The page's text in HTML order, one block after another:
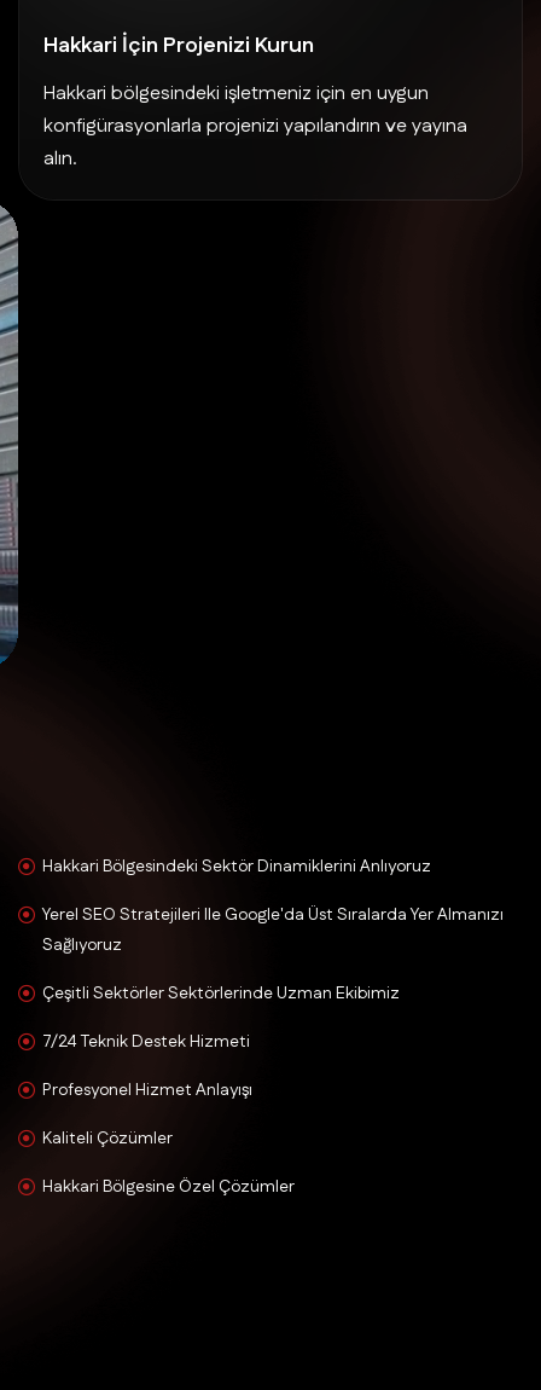
Hakkari İçin Projenizi Kurun
Hakkari bölgesindeki işletmeniz için en uygun
konfigürasyonlarla projenizi yapılandırın ve yayına
alın.
Hakkari Bölgesindeki Sektör Dinamiklerini Anlıyoruz
Yerel SEO Stratejileri Ile Google'da Üst Sıralarda Yer Almanızı
Sağlıyoruz
Çeşitli Sektörler Sektörlerinde Uzman Ekibimiz
7/24 Teknik Destek Hizmeti
Profesyonel Hizmet Anlayışı
Kaliteli Çözümler
Hakkari Bölgesine Özel Çözümler